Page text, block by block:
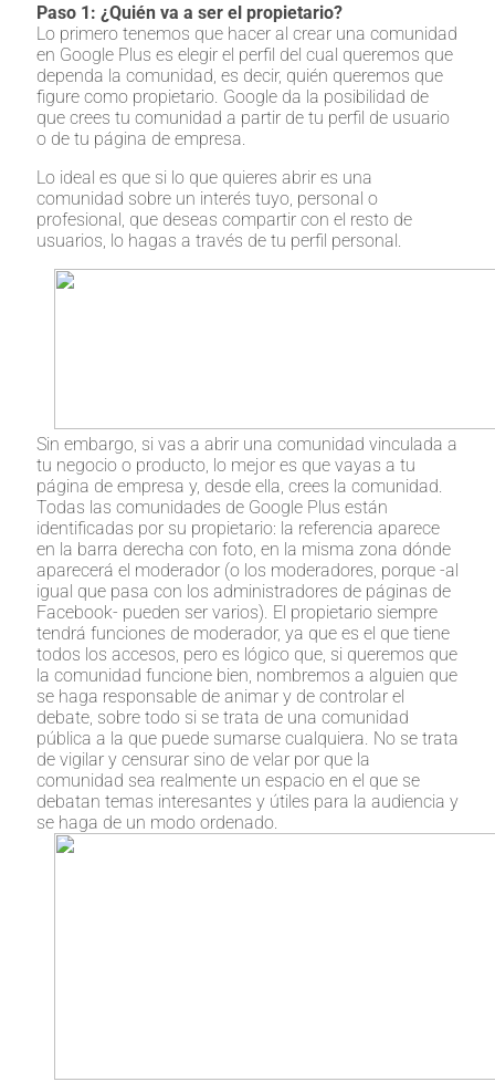
Paso 1: ¿Quién va a ser el propietario?
Lo primero tenemos que hacer al crear una comunidad
en Google Plus es elegir el perfil del cual queremos que
dependa la comunidad, es decir, quién queremos que
figure como propietario. Google da la posibilidad de
que crees tu comunidad a partir de tu perfil de usuario
o de tu página de empresa.
Lo ideal es que si lo que quieres abrir es una
comunidad sobre un interés tuyo, personal o
profesional, que deseas compartir con el resto de
usuarios, lo hagas a través de tu perfil personal.
Sin embargo, si vas a abrir una comunidad vinculada a
tu negocio o producto, lo mejor es que vayas a tu
página de empresa y, desde ella, crees la comunidad.
Todas las comunidades de Google Plus están
identificadas por su propietario: la referencia aparece
en la barra derecha con foto, en la misma zona dónde
aparecerá el moderador (o los moderadores, porque -al
igual que pasa con los administradores de páginas de
Facebook- pueden ser varios). El propietario siempre
tendrá funciones de moderador, ya que es el que tiene
todos los accesos, pero es lógico que, si queremos que
la comunidad funcione bien, nombremos a alguien que
se haga responsable de animar y de controlar el
debate, sobre todo si se trata de una comunidad
pública a la que puede sumarse cualquiera. No se trata
de vigilar y censurar sino de velar por que la
comunidad sea realmente un espacio en el que se
debatan temas interesantes y útiles para la audiencia y
se haga de un modo ordenado.